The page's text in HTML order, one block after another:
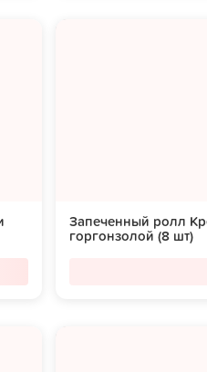
Запеченный ролл
горгонзолой (8 шт)